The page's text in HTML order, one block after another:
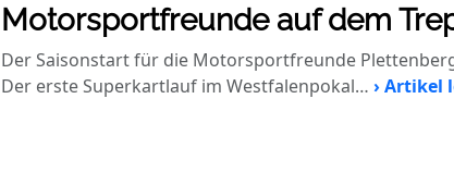
Motorsportfreunde auf dem
Der Saisonstart für die Motorsportfreunde
Der erste Superkartlauf im Westfalenpokal… › Artikel